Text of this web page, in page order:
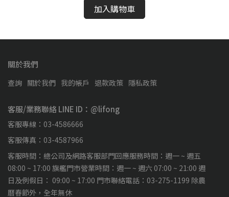
加入購物車
關於我們
查詢 關於我們 我的帳戶 退款政策 隱私政策
客服/業務聯絡 LINE ID：@lifong
客服專線：03-4586666
客服傳真：03-4587966
客服時間：總公司及網路客服部門回應服務時間：週一 ~ 週五
08:00 ~ 17:00 旗艦門市營業時間：週一 ~ 週六 07:00 ~ 21:00 週
日及例假日： 09:00 ~ 17:00 門市聯絡電話：03-275-1199 除農
曆春節外，全年無休